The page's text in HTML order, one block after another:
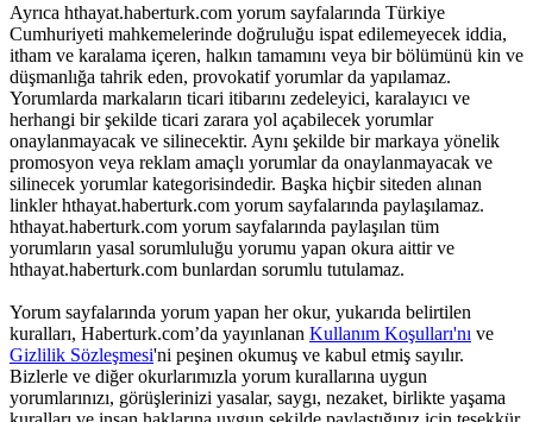
Ayrıca hthayat.haberturk.com yorum sayfalarında Türkiye
Cumhuriyeti mahkemelerinde doğruluğu ispat edilemeyecek iddia,
itham ve karalama içeren, halkın tamamını veya bir bölümünü kin ve
düşmanlığa tahrik eden, provokatif yorumlar da yapılamaz.
Yorumlarda markaların ticari itibarını zedeleyici, karalayıcı ve
herhangi bir şekilde ticari zarara yol açabilecek yorumlar
onaylanmayacak ve silinecektir. Aynı şekilde bir markaya yönelik
promosyon veya reklam amaçlı yorumlar da onaylanmayacak ve
silinecek yorumlar kategorisindedir. Başka hiçbir siteden alınan
linkler hthayat.haberturk.com yorum sayfalarında paylaşılamaz.
hthayat.haberturk.com yorum sayfalarında paylaşılan tüm
yorumların yasal sorumluluğu yorumu yapan okura aittir ve
hthayat.haberturk.com bunlardan sorumlu tutulamaz.
Yorum sayfalarında yorum yapan her okur, yukarıda belirtilen
kuralları, Haberturk.com’da yayınlanan Kullanım Koşulları'nı ve
Gizlilik Sözleşmesi'ni peşinen okumuş ve kabul etmiş sayılır.
Bizlerle ve diğer okurlarımızla yorum kurallarına uygun
yorumlarınızı, görüşlerinizi yasalar, saygı, nezaket, birlikte yaşama